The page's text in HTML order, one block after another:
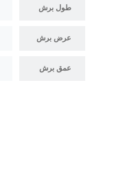
طول برش
عرض برش
عمق برش